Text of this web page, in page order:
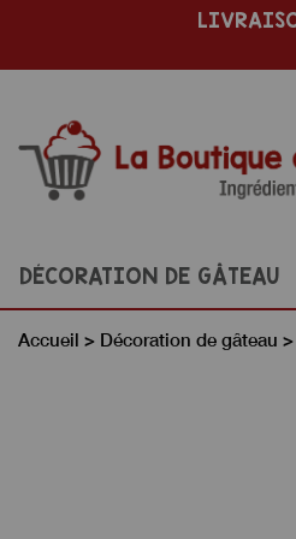
DÉCORATION DE GÂTEAU
Accueil > Décoration de gâteau >